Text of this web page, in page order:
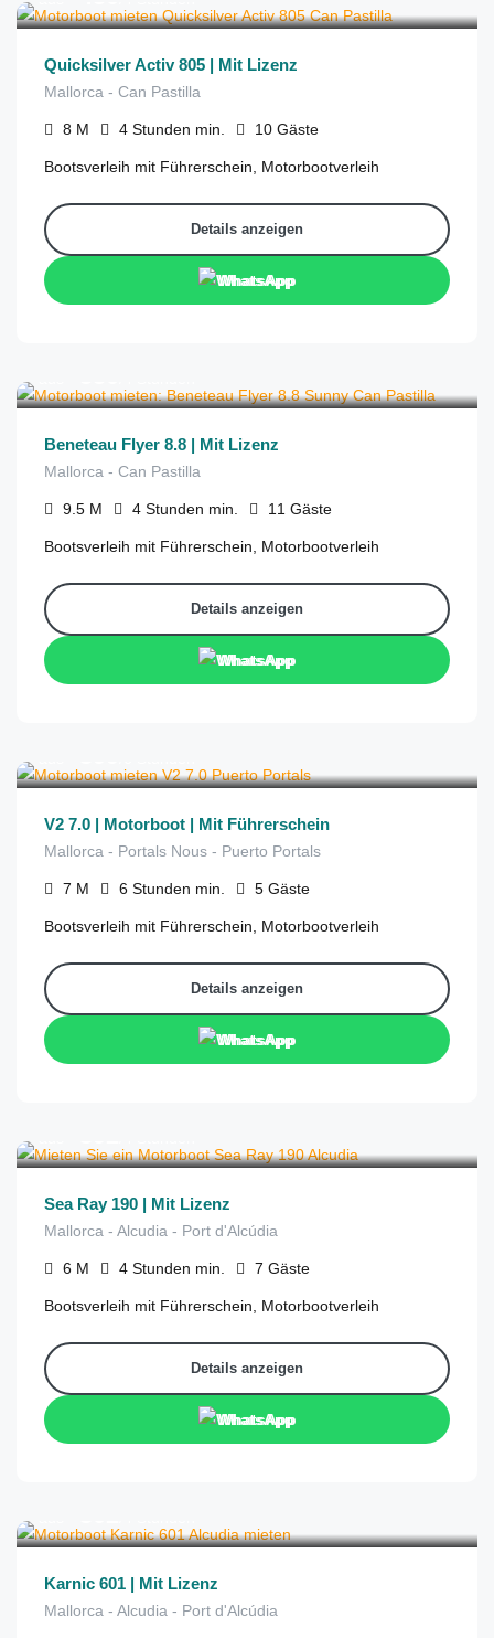
Quicksilver Activ 805 | Mit Lizenz
Mallorca - Can Pastilla
8 M 4 Stunden min. 10 Gäste
Bootsverleih mit Führerschein, Motorbootverleih
Details anzeigen
WhatsApp
Beneteau Flyer 8.8 | Mit Lizenz
Mallorca - Can Pastilla
9.5 M 4 Stunden min. 11 Gäste
Bootsverleih mit Führerschein, Motorbootverleih
Details anzeigen
WhatsApp
V2 7.0 | Motorboot | Mit Führerschein
Mallorca - Portals Nous - Puerto Portals
7 M 6 Stunden min. 5 Gäste
Bootsverleih mit Führerschein, Motorbootverleih
Details anzeigen
WhatsApp
Sea Ray 190 | Mit Lizenz
Mallorca - Alcudia - Port d'Alcúdia
6 M 4 Stunden min. 7 Gäste
Bootsverleih mit Führerschein, Motorbootverleih
Details anzeigen
WhatsApp
Karnic 601 | Mit Lizenz
Mallorca - Alcudia - Port d'Alcúdia